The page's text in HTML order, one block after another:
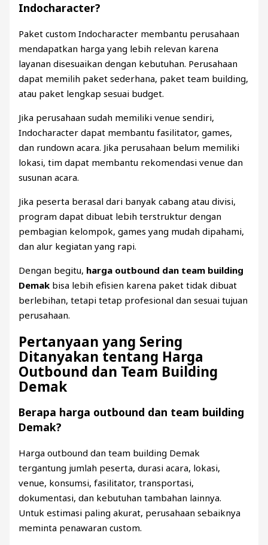
Indocharacter?
Paket custom Indocharacter membantu perusahaan
mendapatkan harga yang lebih relevan karena
layanan disesuaikan dengan kebutuhan. Perusahaan
dapat memilih paket sederhana, paket team building,
atau paket lengkap sesuai budget.
Jika perusahaan sudah memiliki venue sendiri,
Indocharacter dapat membantu fasilitator, games,
dan rundown acara. Jika perusahaan belum memiliki
lokasi, tim dapat membantu rekomendasi venue dan
susunan acara.
Jika peserta berasal dari banyak cabang atau divisi,
program dapat dibuat lebih terstruktur dengan
pembagian kelompok, games yang mudah dipahami,
dan alur kegiatan yang rapi.
Dengan begitu, harga outbound dan team building
Demak bisa lebih efisien karena paket tidak dibuat
berlebihan, tetapi tetap profesional dan sesuai tujuan
perusahaan.
Pertanyaan yang Sering
Ditanyakan tentang Harga
Outbound dan Team Building
Demak
Berapa harga outbound dan team building
Demak?
Harga outbound dan team building Demak
tergantung jumlah peserta, durasi acara, lokasi,
venue, konsumsi, fasilitator, transportasi,
dokumentasi, dan kebutuhan tambahan lainnya.
Untuk estimasi paling akurat, perusahaan sebaiknya
meminta penawaran custom.